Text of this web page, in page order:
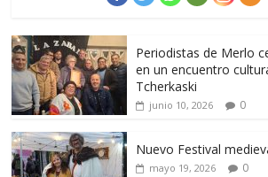
Periodistas de Merlo
en un encuentro
Tcherkaski
junio 10, 2026 0
Nuevo Festival
mayo 19, 2026 0